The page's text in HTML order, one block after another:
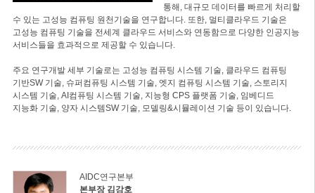
통해, 대규모 데이터를 빠르게 처리할
수 있는 고성능 컴퓨팅 원천기술을 연구합니다. 또한, 멀티클라우드 기술은
고성능 컴퓨팅 기술을 전세계 클라우드 서비스와 연동함으로 다양한 인공지능
서비스들을 효과적으로 제공할 수 있습니다.
주요 연구개발 세부 기술로는 고성능 컴퓨팅 시스템 기술, 클라우드 컴퓨팅
기반SW 기술, 슈퍼컴퓨팅 시스템 기술, 엣지 컴퓨팅 시스템 기술, 스토리지
시스템 기술, AI컴퓨팅 시스템 기술, 지능형 CPS 플랫폼 기술, 임베디드
지능화 기술, 양자 시스템SW 기술, 모델링&시뮬레이션 기술 등이 있습니다.
AIDC연구본부
본부장 김강호